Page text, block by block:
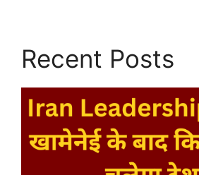
Recent Posts